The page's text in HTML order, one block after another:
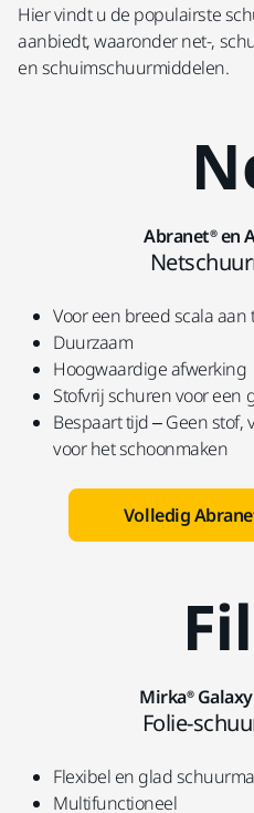
Hier vindt u de populairste
aanbiedt, waaronder net-,
en schuimschuurmiddelen.
Abranet® en
Voor een breed scala
Duurzaam
Hoogwaardige afwerking
Stofvrij schuren voor een
Bespaart tijd – Geen
voor het schoonmaken
Volledig
Mirka®
Folie-
Flexibel en glad
Multifunctioneel